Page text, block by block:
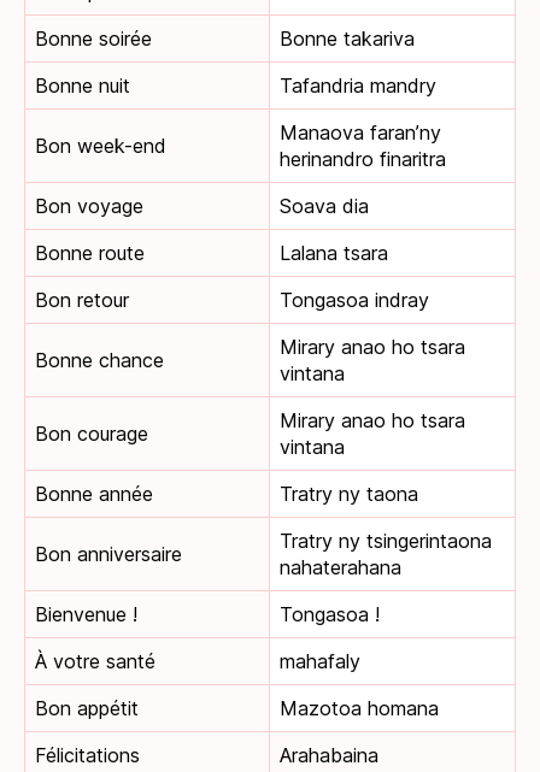
Bonne soirée
Bonne takariva
Bonne nuit
Tafandria mandry
Bon week-end
Manaova faran’ny
herinandro finaritra
Bon voyage
Soava dia
Bonne route
Lalana tsara
Bon retour
Tongasoa indray
Bonne chance
Mirary anao ho tsara
vintana
Bon courage
Mirary anao ho tsara
vintana
Bonne année
Tratry ny taona
Bon anniversaire
Tratry ny tsingerintaona
nahaterahana
Bienvenue !
Tongasoa !
À votre santé
mahafaly
Bon appétit
Mazotoa homana
Félicitations
Arahabaina